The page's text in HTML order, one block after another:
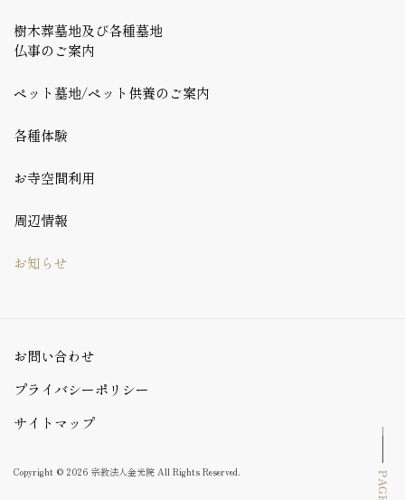
樹木葬墓地及び各種墓地
仏事のご案内
ペット墓地/ペット供養のご案内
各種体験
お寺空間利用
周辺情報
お知らせ
お問い合わせ
プライバシーポリシー
サイトマップ
Copyright © 2026 宗教法人金光院 All Rights Reserved.